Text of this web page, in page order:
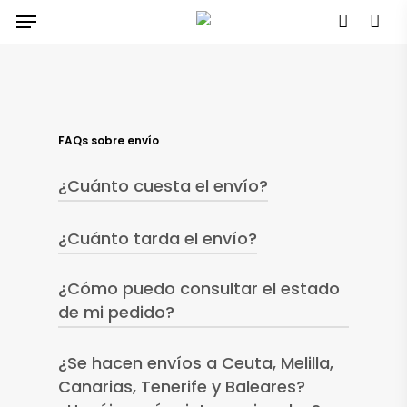
SkipMenu
FAQs sobre envío
¿Cuánto cuesta el envío?
El envío cuesta 4,5€ para los
gratuito en los pedidos superiores a
50€
¿Cuánto tarda el envío?
La empresa de mensajería tarda
entre 48 y 72h desde la salida de
¿Cómo puedo consultar el estado
de mi pedido?
Recibirás un numero de tracking de
tu envío en el momento en que el
¿Se hacen envíos a Ceuta, Melilla,
Canarias, Tenerife y Baleares?